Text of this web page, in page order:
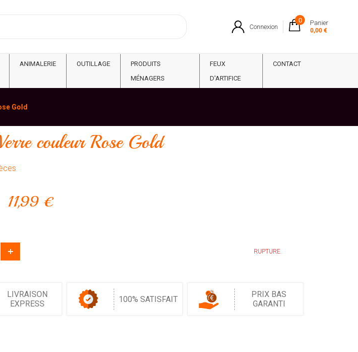
Connexion
0 Panier
0,00 €
ANIMALERIE OUTILLAGE
PRODUITS
MÉNAGERS
FEUX
D'ARTIFICE
CONTACT
Gold
couleur Rose Gold
11,99 €
RUPTURE
LIVRAISON
EXPRESS
100% SATISFAIT
PRIX BAS
GARANTI